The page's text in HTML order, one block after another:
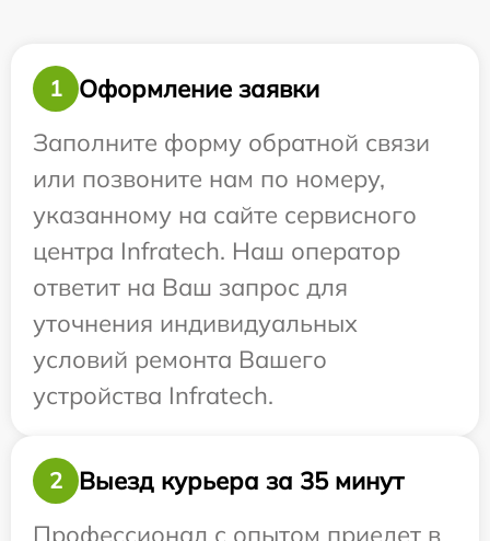
1
Оформление заявки
Заполните форму обратной связи
или позвоните нам по номеру,
указанному на сайте сервисного
центра Infratech. Наш оператор
ответит на Ваш запрос для
уточнения индивидуальных
условий ремонта Вашего
устройства Infratech.
2
Выезд курьера за 35 минут
Профессионал с опытом приедет в